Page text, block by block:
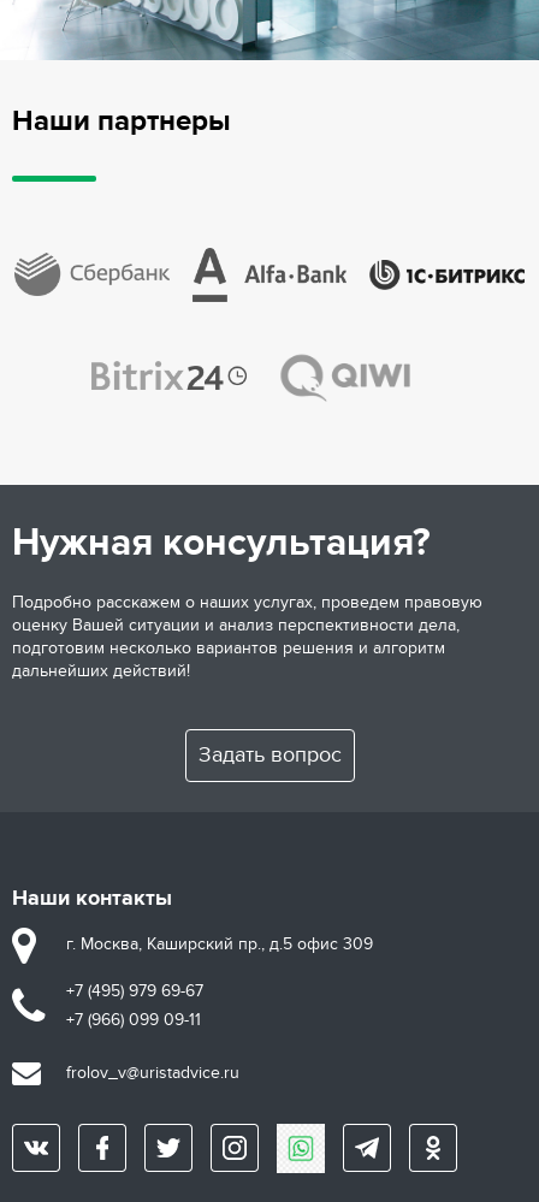
Наши партнеры
Нужная консультация?
Подробно расскажем о наших услугах, проведем правовую
оценку Вашей ситуации и анализ перспективности дела,
подготовим несколько вариантов решения и алгоритм
дальнейших действий!
Задать вопрос
Наши контакты
г. Москва, Каширский пр., д.5 офис 309
+7 (495) 979 69-67
+7 (966) 099 09-11
frolov_v@uristadvice.ru